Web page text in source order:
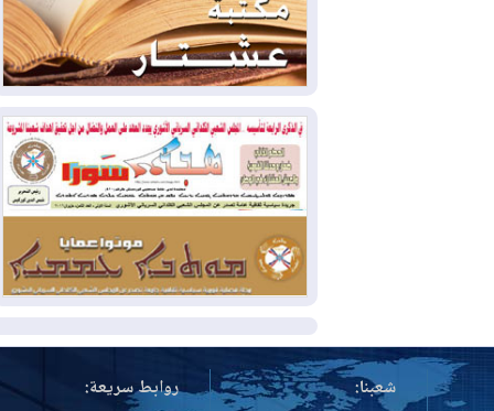
2026-08-03كوبا تغرق في الظلام مجددا
وانهيار الشبكة الكهربائية
2026-08-03
أوامر بإجلاء 60 ألف شخص
بسبب الحرائق في ولاية واشنطن
2026-08-02
مشروع "حسابي" يُمهل
الموظفين حتى نهاية أغسطس لاستلام
بطاقاتهم المصرفية
2026-08-02دمشق وعمّان تحذران بغداد:
أي هجوم من أراضي العراق سيواجه برد
المزيد
شعبنا: روابط سريعة: